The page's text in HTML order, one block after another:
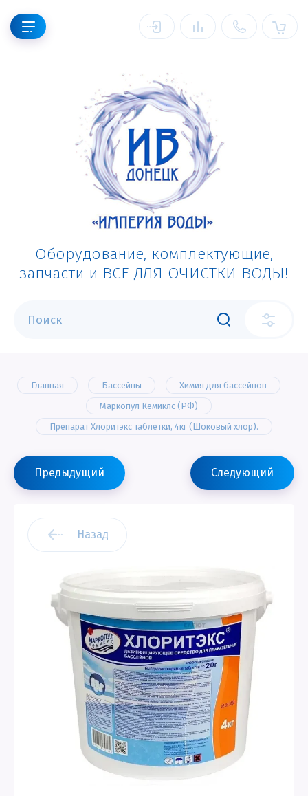
Оборудование, комплектующие,
запчасти и ВСЕ ДЛЯ ОЧИСТКИ ВОДЫ!
Главная Бассейны
Химия для бассейнов
Маркопул Кемиклс (РФ)
Препарат Хлоритэкс таблетки, 4кг (Шоковый хлор).
Предыдущий Следующий
Назад